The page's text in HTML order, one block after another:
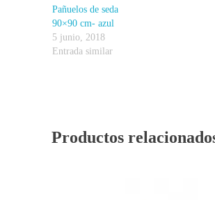
Pañuelos de seda
90×90 cm- azul
5 junio, 2018
Entrada similar
Productos